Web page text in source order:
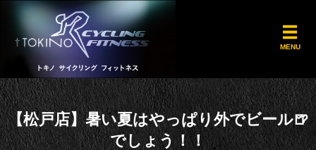
MENU
【松戸店】暑い夏はやっぱり外でビール🍺
でしょう！！